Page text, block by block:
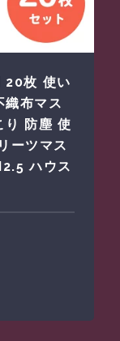
20枚 使い
布マス
り 防塵 使
ーツマス
ハウス